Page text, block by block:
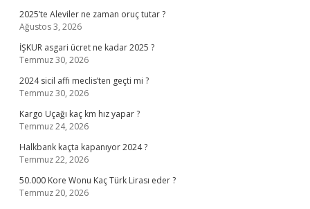
2025’te Aleviler ne zaman oruç tutar ?
Ağustos 3, 2026
İŞKUR asgari ücret ne kadar 2025 ?
Temmuz 30, 2026
2024 sicil affı meclis’ten geçti mi ?
Temmuz 30, 2026
Kargo Uçağı kaç km hız yapar ?
Temmuz 24, 2026
Halkbank kaçta kapanıyor 2024 ?
Temmuz 22, 2026
50.000 Kore Wonu Kaç Türk Lirası eder ?
Temmuz 20, 2026